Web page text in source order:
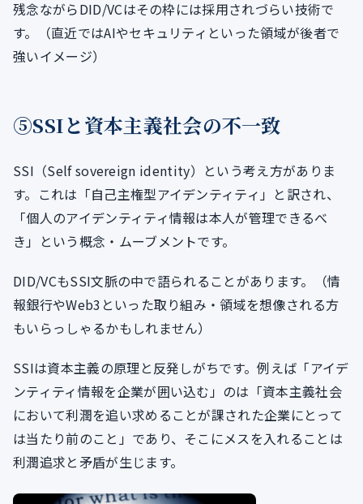
残念ながらDID/VCはその枠には採用されづらい技術で
す。（直近ではAIやセキュリティといった領域が後者で
強いイメージ）
⑤SSIと資本主義社会の不一致
SSI（Self sovereign identity）という考え方がありま
す。これは「自己主権型アイデンティティ」と訳され、
「個人のアイデンティティ情報は本人が管理できるべ
き」という概念・ムーブメントです。
DID/VCもSSI文脈の中で語られることがあります。（情
報銀行やWeb3といった取り組み・領域を想像される方
もいらっしゃるかもしれません）
SSIは資本主義の原理と反発しがちです。例えば「アイデ
ンティティ情報を企業が囲い込む」のは「資本主義社会
において利潤を追い求めることが課された企業にとって
は当たり前のこと」であり、そこにメスを入れることは
利潤追求と矛盾が生じます。